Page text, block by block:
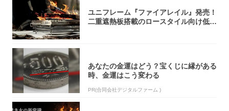
ユニフレーム『ファイアレイル』発売！
二重遮熱板搭載のロースタイル向け低型
あなたの金運はどう？宝くじに縁がある
時、金運はこう変わる
PR(合同会社デジタルファーム )